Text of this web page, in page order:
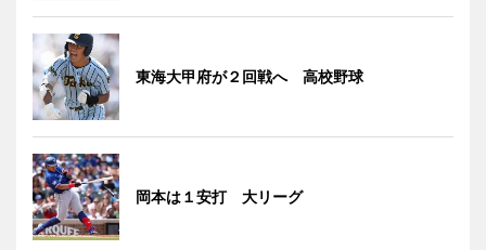
東海大甲府が２回戦へ 高校野球
岡本は１安打 大リーグ